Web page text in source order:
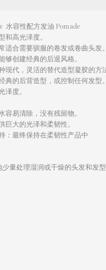
水容性配方发油 Pomade
和高光泽度。
适合需要驯服的卷发或卷曲头发。
够创建经典的后退风格。
现代，灵活的替代造型凝胶的方
典的后背造型，或控制任何发型。
泽度。
容易清除，没有残留物。
巨大的光泽和柔韧性。
：最终保持在柔韧性产品中
少量处理湿润或干燥的头发和发型